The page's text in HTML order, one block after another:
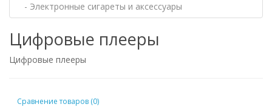
- Электронные сигареты и аксессуары
Цифровые плееры
Цифровые плееры
Сравнение товаров (0)